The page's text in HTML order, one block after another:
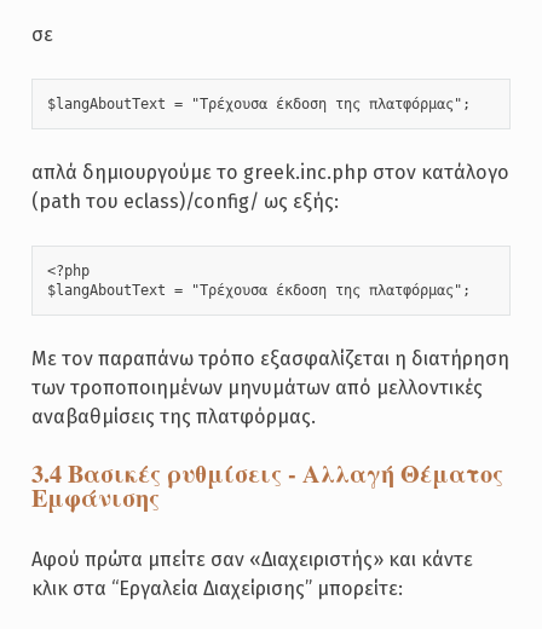
σε
$langAboutText = "Τρέχουσα έκδοση της πλατφόρμας";
απλά δημιουργούμε το greek.inc.php στον κατάλογo
(path του eclass)/config/ ως εξής:
<?php
$langAboutText = "Τρέχουσα έκδοση της πλατφόρμας";
Με τον παραπάνω τρόπο εξασφαλίζεται η διατήρηση
των τροποποιημένων μηνυμάτων από μελλοντικές
αναβαθμίσεις της πλατφόρμας.
3.4 Βασικές ρυθμίσεις - Αλλαγή Θέματος
Εμφάνισης
Αφού πρώτα μπείτε σαν «Διαχειριστής» και κάντε
κλικ στα “Εργαλεία Διαχείρισης” μπορείτε: